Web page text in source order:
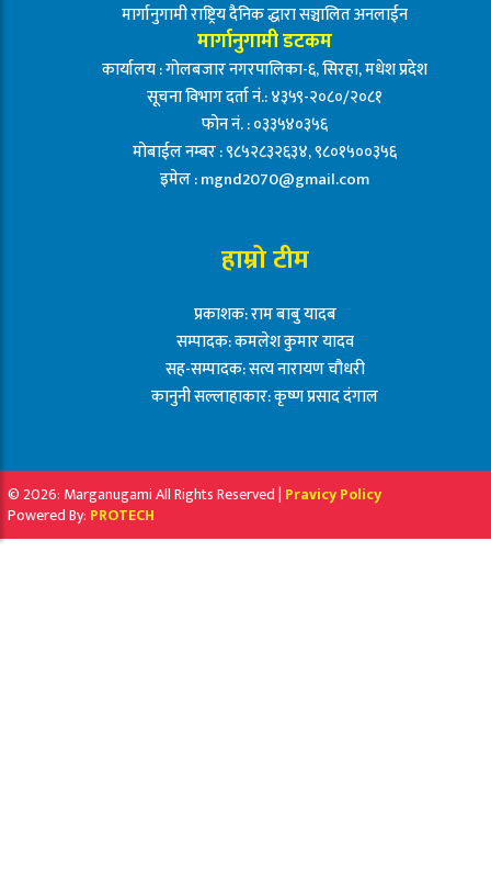
मार्गानुगामी राष्ट्रिय दैनिक द्धारा सञ्चालित अनलाईन
मार्गानुगामी डटकम
कार्यालय : गोलबजार नगरपालिका-६, सिरहा, मधेश प्रदेश
सूचना विभाग दर्ता नं.: ४३५९-२०८०/२०८१
फोन नं. : ०३३५४०३५६
मोबाईल नम्बर : ९८५२८३२६३४, ९८०१५००३५६
इमेल :mgnd2070@gmail.com
हाम्रो टीम
प्रकाशक: राम बाबु यादब
सम्पादक: कमलेश कुमार यादव
सह-सम्पादक: सत्य नारायण चौधरी
कानुनी सल्लाहाकार: कृष्ण प्रसाद दंगाल
© 2026: Marganugami All Rights Reserved | Pravicy Policy
Powered By: PROTECH